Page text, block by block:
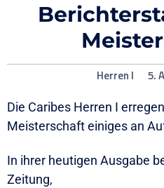
Herren I 5.
Die Caribes Herren I
Meisterschaft einiges an
In ihrer heutigen Ausgabe
Zeitung,